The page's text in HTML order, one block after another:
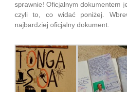
sprawnie! Oficjalnym dokumentem
czyli to, co widać poniżej.
najbardziej oficjalny dokument.